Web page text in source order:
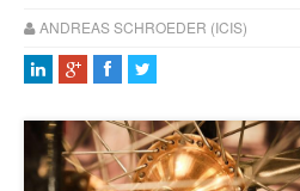
ANDREAS SCHROEDER (ICIS)